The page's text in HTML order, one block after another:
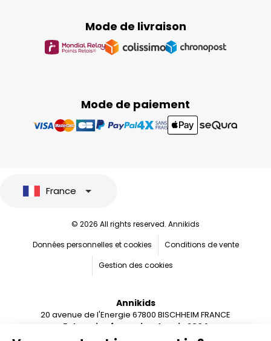
Mode de paiement
Mode de livraison
France
© 2026 All rights reserved. Annikids
Données personnelles et cookies
Conditions de vente
Gestion des cookies
Annikids
20 avenue de l'Energie 67800 BISCHHEIM FRANCE
Entreprise française depuis 2004